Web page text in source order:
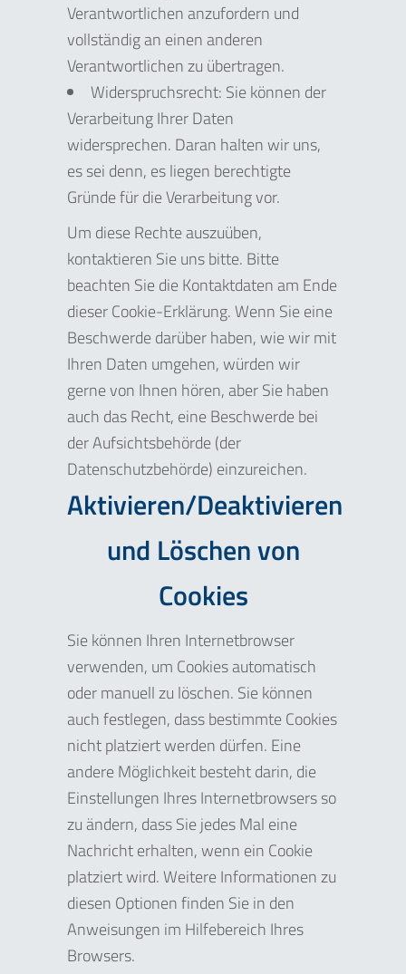
Verantwortlichen anzufordern und
vollständig an einen anderen
Verantwortlichen zu übertragen.
Widerspruchsrecht: Sie können der
Verarbeitung Ihrer Daten
widersprechen. Daran halten wir uns,
es sei denn, es liegen berechtigte
Gründe für die Verarbeitung vor.
Um diese Rechte auszuüben,
kontaktieren Sie uns bitte. Bitte
beachten Sie die Kontaktdaten am Ende
dieser Cookie-Erklärung. Wenn Sie eine
Beschwerde darüber haben, wie wir mit
Ihren Daten umgehen, würden wir
gerne von Ihnen hören, aber Sie haben
auch das Recht, eine Beschwerde bei
der Aufsichtsbehörde (der
Datenschutzbehörde) einzureichen.
Aktivieren/Deaktivieren
und Löschen von
Cookies
Sie können Ihren Internetbrowser
verwenden, um Cookies automatisch
oder manuell zu löschen. Sie können
auch festlegen, dass bestimmte Cookies
nicht platziert werden dürfen. Eine
andere Möglichkeit besteht darin, die
Einstellungen Ihres Internetbrowsers so
zu ändern, dass Sie jedes Mal eine
Nachricht erhalten, wenn ein Cookie
platziert wird. Weitere Informationen zu
diesen Optionen finden Sie in den
Anweisungen im Hilfebereich Ihres
Browsers.